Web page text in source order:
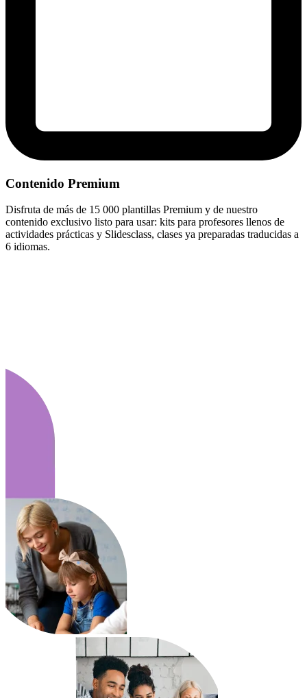
Contenido Premium
Disfruta de más de 15 000 plantillas Premium y de nuestro
contenido exclusivo listo para usar: kits para profesores llenos de
actividades prácticas y Slidesclass, clases ya preparadas traducidas a
6 idiomas.